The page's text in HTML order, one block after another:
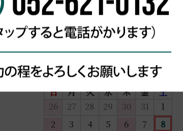
営業時間 月 火
9:00~15:00
● ●
2026年 8月
日 月 火 水 木 金
土
26
27 28 29 30 31
1
2
3 4 5 6 7
8